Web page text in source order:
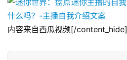
内容来自西瓜视频[/content_hide]